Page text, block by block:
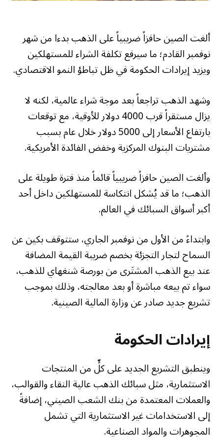
ألغت الصين حافزاً ضريبياً على الذهب بدءا من شهر
نوفمبر القادم؛ ما سيرفع تكلفة الشراء للمستهلكين
ويزيد إيرادات الحكومة في ظل تباطؤ النمو الاقتصادي.
وشهد الذهب تراجعاً بعد موجة شراء عالمية، لكنه لا
يزال مستقراً قرب 4000 دولار للأوقية، مع توقعات
بارتفاع الأسعار إلى 5000 دولار خلال عام بسبب
مشتريات البنوك المركزية وخفض الفائدة الأمريكية.
وألغت الصين حافزاً ضريبياً قائماً منذ فترة طويلة على
الذهب؛ ما قد يُشكل انتكاسة للمستهلكين داخل أحد
أكبر أسواق السبائك في العالم.
وابتداءً من الأول من نوفمبر الجاري، ستتوقف بكين عن
السماح لتجار التجزئة بخصم ضريبة القيمة المضافة
عند بيع الذهب المشتَرى من بورصة شنغهاي للذهب،
سواء تم بيعه مباشرة أو بعد معالجته، وذلك بموجب
تشريع جديد صادر عن وزارة المالية الصينية.
إيرادات الحكومة
وينطبق التشريع الجديد على كلٍّ من المنتجات
الاستثمارية، مثل سبائك الذهب عالية النقاء والقوالب،
والعملات المعتمدة من بنك الشعب الصيني، إضافةً
إلى الاستخدامات غير الاستثمارية التي تشمل
المجوهرات والمواد الصناعية.